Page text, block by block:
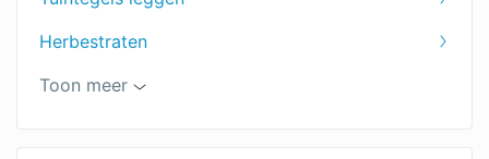
Herbestraten
Sierbestrating
Prijs bestrating
Toon meer